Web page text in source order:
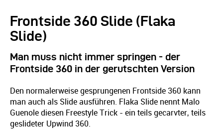
Frontside 360 Slide (Flaka
Slide)
Man muss nicht immer springen - der
Frontside 360 in der gerutschten Version
Den normalerweise gesprungenen Frontside 360 kann
man auch als Slide ausführen. Flaka Slide nennt Malo
Guenole diesen Freestyle Trick - ein teils gecarvter, teils
geslideter Upwind 360.